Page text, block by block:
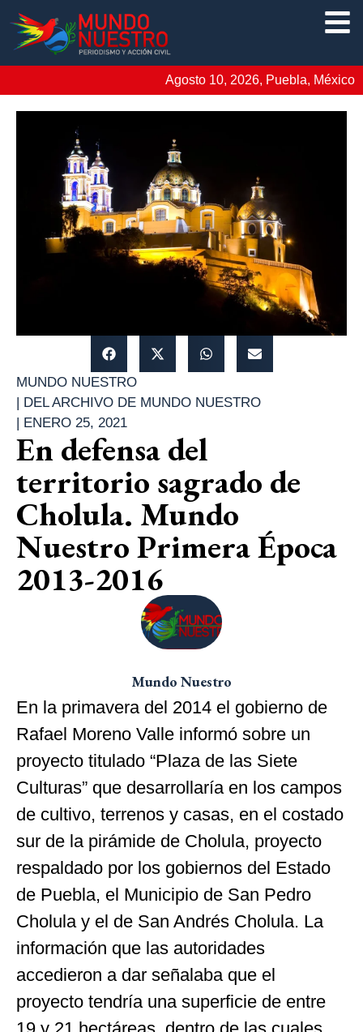
Agosto 10, 2026, Puebla, México
MUNDO NUESTRO
| DEL ARCHIVO DE MUNDO NUESTRO
| ENERO 25, 2021
En defensa del
territorio sagrado de
Cholula. Mundo
Nuestro Primera Época
2013-2016
Mundo Nuestro
En la primavera del 2014 el gobierno de
Rafael Moreno Valle informó sobre un
proyecto titulado “Plaza de las Siete
Culturas” que desarrollaría en los campos
de cultivo, terrenos y casas, en el costado
sur de la pirámide de Cholula, proyecto
respaldado por los gobiernos del Estado
de Puebla, el Municipio de San Pedro
Cholula y el de San Andrés Cholula. La
información que las autoridades
accedieron a dar señalaba que el
proyecto tendría una superficie de entre